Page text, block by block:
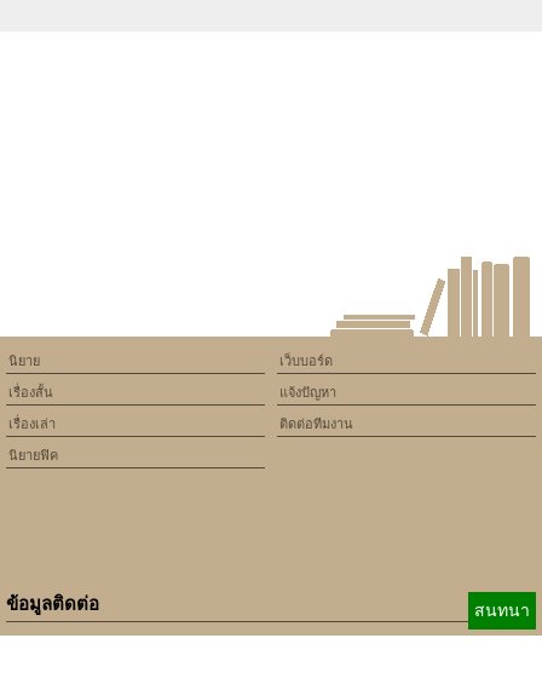
เว็บบอร์ด
แจ้งปัญหา
ติดต่อทีมงาน
นิยาย
เรื่องสั้น
เรื่องเล่า
นิยายฟิค
ข้อมูลติดต่อ สนทนา